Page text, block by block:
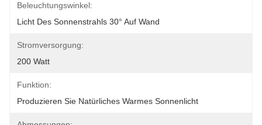
Beleuchtungswinkel:
Licht Des Sonnenstrahls 30° Auf Wand
Stromversorgung:
200 Watt
Funktion:
Produzieren Sie Natürliches Warmes Sonnenlicht